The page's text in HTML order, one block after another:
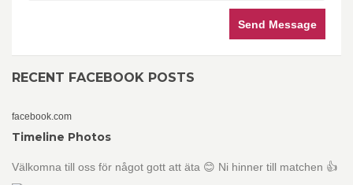
Send Message
RECENT FACEBOOK POSTS
facebook.com
Timeline Photos
Välkomna till oss för något gott att äta 😊 Ni hinner till matchen 👍